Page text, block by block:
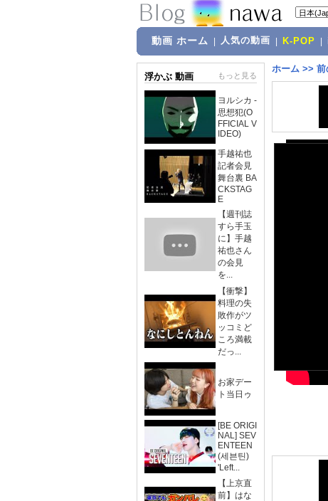
動画 ホーム 人気の動画 K-POP
浮かぶ 動画 もっと見る
ヨルシカ -
思想犯(O
FFICIAL V
IDEO)
手越祐也
記者会見
舞台裏 BA
CKSTAG
E
【週刊誌
すら手玉
に】手越
祐也さん
の会見
を...
【衝撃】
料理の失
敗作がツ
ッコミど
ころ満載
だっ...
お家デー
ト当日ゥ
[BE ORIGI
NAL] SEV
ENTEEN
(세븐틴)
'Left...
【上京直
前】はな
ホーム >> 前